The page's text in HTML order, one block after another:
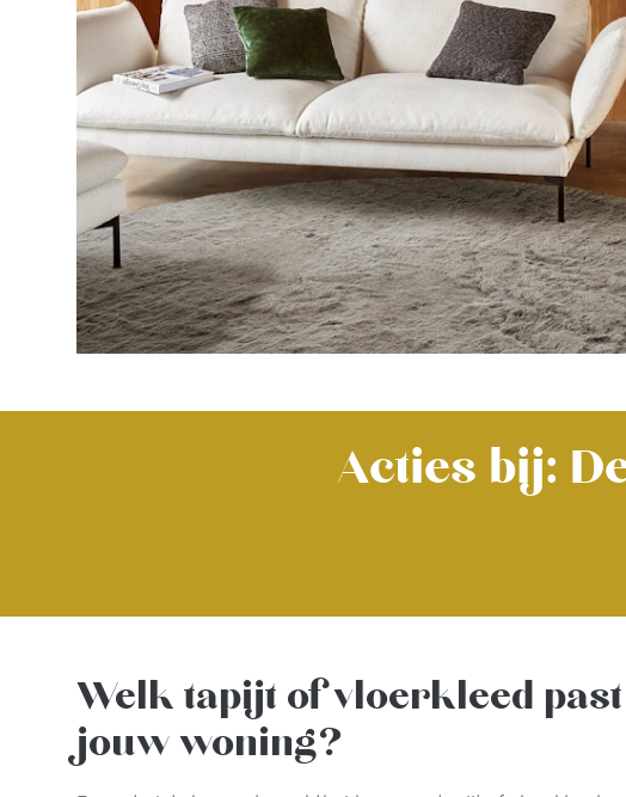
Acties bij:
Welk tapijt of vloerkleed
jouw woning?